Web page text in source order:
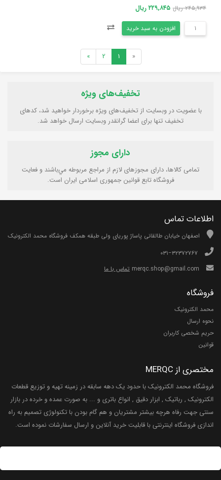
۲۴۵,۹۳۴ ریال ۲۲۹,۸۴۵ ریال
افزودن به سبد خرید
«
1
2
»
تخفیف‌های ویژه
با عضویت در وبسایت از تخفیف‌های ویژه برخوردار خواهید شد، کدهای
تخفیف تنها برای اعضا گرانقدر وبسایت ارسال خواهد شد.
دارای مجوز
تمامی كالاها، دارای مجوزهای لازم از مراجع مربوطه مي‌باشند و فعایت
فروشگاه تابع قوانين جمهوری اسلامی ايران است.
اطلاعات تماس
اصفهان خیابان طالقانی پاساژ پوریای ولی طبقه همکف فروشگاه محمد الکترونیک
تماس با ما
فروشگاه
محمد الکترونیک
نحوه ارسال
حریم شخصی کاربران
قوانین
مختصری از MERQC
فروشگاه محمد الکترونیک با حدود یک دهه سابقه در زمینه تهیه و توزیع قطعات
الکترونیک , رباتیک , ابزار دقیق , انواع باتری و ... به صورت عمده و خرده در بازار
سنتی جهت رفاه هرچه بیشتر مشتریان و هم گام بودن با تکنولوژی تصمیم به راه
اندازی فروشگاه اینترنتی با قابلیت خرید آنلاین و ارسال سفارشات نموده است.